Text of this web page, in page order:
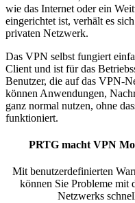
wie das Internet oder ein
eingerichtet ist, verhält es
privaten Netzwerk.
Das VPN selbst fungiert
Client und ist für das
Benutzer, die auf das VPN-
können Anwendungen,
ganz normal nutzen, ohne
funktioniert.
PRTG macht VPN
Mit benutzerdefinierten
können Sie Probleme mit
Netzwerks